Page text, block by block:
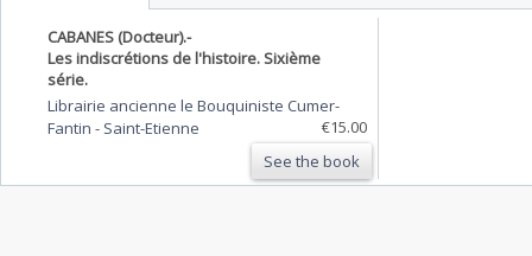
CABANES (Docteur).-
Les indiscrétions de l'histoire. Sixième
série.
Librairie ancienne le Bouquiniste Cumer-
Fantin - Saint-Etienne
€15.00
See the book